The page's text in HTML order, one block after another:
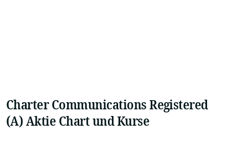
Charter Communications Registered
(A) Aktie Chart und Kurse